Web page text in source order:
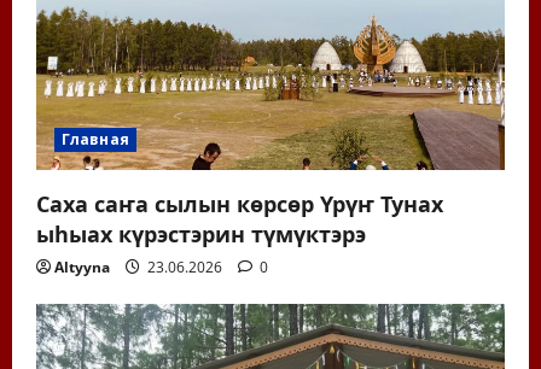
Главная
Саха саҥа сылын көрсөр Үрүҥ Тунах
ыһыах күрэстэрин түмүктэрэ
Altyyna 23.06.2026 0